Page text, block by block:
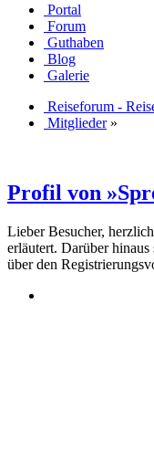
Portal
Forum
Guthaben
Blog
Galerie
Reiseforum -
Mitglieder»
Profil von
Lieber Besucher,
erläutert. Darüber
über den